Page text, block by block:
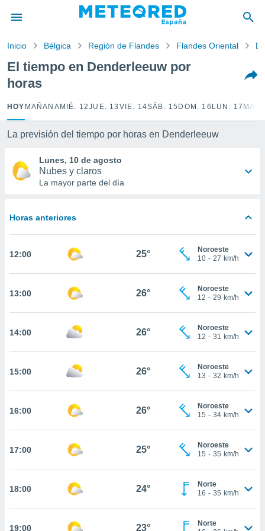
por
para
la
calidad.
a este
las
y
forma
basada
permite
coste.
botón
a la
todas
ya sean
nos
en
perfil
y
CONTINUAR
Inicio Bélgica Región de Flandes Flandes Oriental
El tiempo en Denderleeuw por
horas
HOY MAÑANA MIÉ. 12JUE. 13 VIE. 14SÁB. 15 DOM. 16 LUN. 17
La previsión del tiempo por horas en Denderleeuw
Lunes, 10 de agosto
Nubes y claros
La mayor parte del día
Horas anteriores
12:00 25°
Noroeste
10 - 27 km/h
13:00 26°
Noroeste
12 - 29 km/h
14:00 26°
Noroeste
12 - 31 km/h
15:00 26°
Noroeste
13 - 32 km/h
16:00 26°
Noroeste
15 - 34 km/h
17:00 25°
Noroeste
15 - 35 km/h
18:00 24°
Norte
16 - 35 km/h
19:00 23°
Norte